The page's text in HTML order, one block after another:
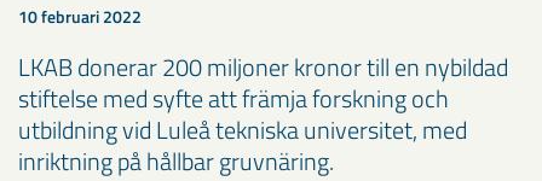
10 februari 2022
LKAB donerar 200 miljoner kronor till en nybildad
stiftelse med syfte att främja forskning och
utbildning vid Luleå tekniska universitet, med
inriktning på hållbar gruvnäring.